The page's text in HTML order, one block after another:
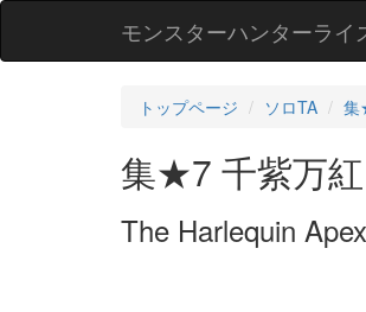
モンスターハンターライ
トップページ ソロTA 集
集★7 千紫万
The Harlequin